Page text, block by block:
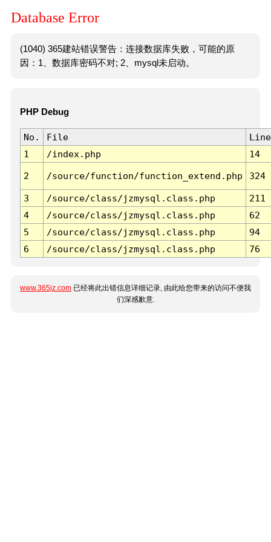
Database Error
(1040) 365建站错误警告：连接数据库失败，可能的原
因：1、数据库密码不对; 2、mysql未启动。
PHP Debug
No. File
Line
1
/index.php 14
2 /source/function/function_extend.php 324
3 /source/class/jzmysql.class.php
211
4
/source/class/jzmysql.class.php
62
5
/source/class/jzmysql.class.php
94
6
/source/class/jzmysql.class.php 76
www.365jz.com 已经将此出错信息详细记录, 由此给您带来的访问不便我
们深感歉意.